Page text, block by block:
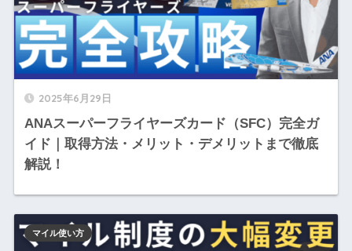
2025年6月29日
ANAスーパーフライヤーズカード（SFC）完全ガ
イド｜取得方法・メリット・デメリットまで徹底
解説！
マイル使い方